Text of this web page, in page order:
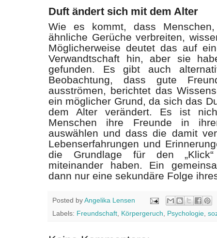
Duft ändert sich mit dem Alter
Wie es kommt, dass
ähnliche Gerüche verbreiten,
Möglicherweise deutet das auf
Verwandtschaft hin, aber sie
gefunden. Es gibt auch
Beobachtung, dass gute
ausströmen, berichtet das
ein möglicher Grund, da sich das
dem Alter verändert. Es ist
Menschen ihre Freunde in
auswählen und dass die damit
Lebenserfahrungen und
die Grundlage für den
miteinander haben. Ein
dann nur eine sekundäre Folge
Posted byAngelika Lensen
Labels: Freundschaft, Körpergeruch, Psychologie,